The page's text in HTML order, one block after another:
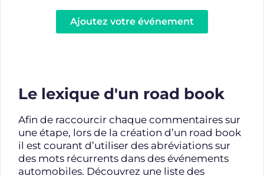
Ajoutez votre événement
Le lexique d'un road book
Afin de raccourcir chaque commentaires sur
une étape, lors de la création d’un road book
il est courant d’utiliser des abréviations sur
des mots récurrents dans des événements
automobiles. Découvrez une liste des